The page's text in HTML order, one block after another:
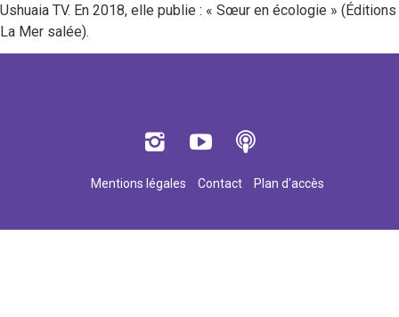
Ushuaia TV. En 2018, elle publie : « Sœur en écologie » (Éditions
La Mer salée).
Mentions légales Contact Plan d'accès